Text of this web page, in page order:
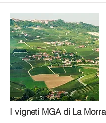
More
I vigneti MGA di La Morra